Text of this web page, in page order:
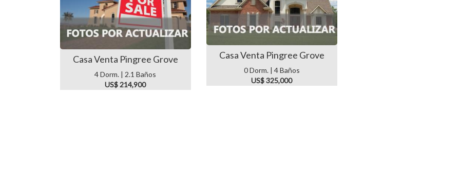
Casa Venta Pingree Grove
4 Dorm. | 2.1 Baños
US$ 214,900
Casa Venta Pingree Grove
0 Dorm. | 4 Baños
US$ 325,000